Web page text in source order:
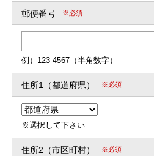
郵便番号 ※必須
例）123-4567（半角数字）
住所1（都道府県） ※必須
※選択して下さい
住所2（市区町村） ※必須